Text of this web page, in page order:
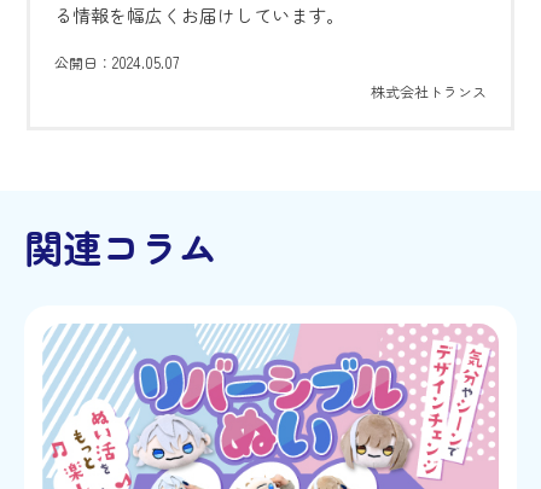
る情報を幅広くお届けしています。
公開日：2024.05.07
株式会社トランス
関連コラム